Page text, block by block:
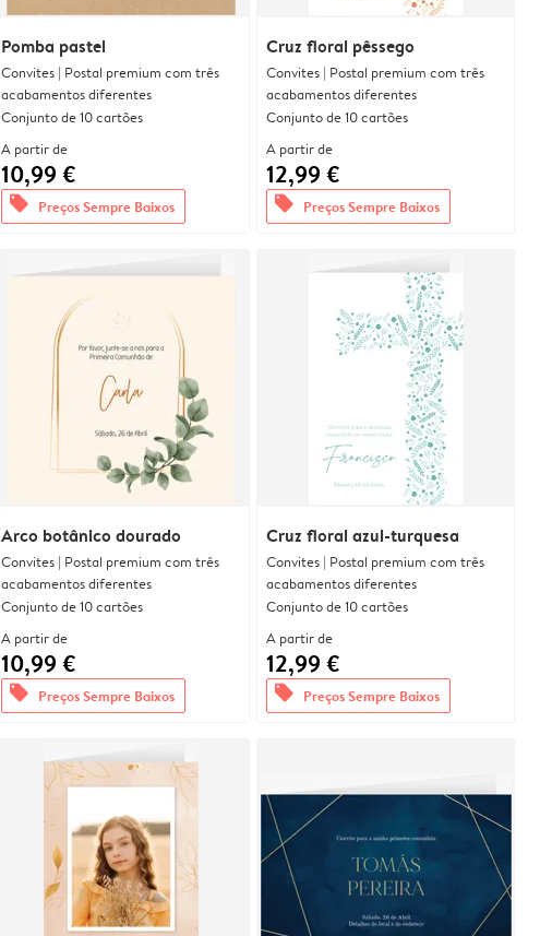
Pomba pastel
Convites | Postal premium com três
acabamentos diferentes
Conjunto de 10 cartões
A partir de
10,99 €
offers Preços Sempre Baixos
Cruz floral pêssego
Convites | Postal premium com três
acabamentos diferentes
Conjunto de 10 cartões
A partir de
12,99 €
offers Preços Sempre Baixos
Arco botânico dourado
Convites | Postal premium com três
acabamentos diferentes
Conjunto de 10 cartões
A partir de
10,99 €
offers Preços Sempre Baixos
Cruz floral azul-turquesa
Convites | Postal premium com três
acabamentos diferentes
Conjunto de 10 cartões
A partir de
12,99 €
offers Preços Sempre Baixos